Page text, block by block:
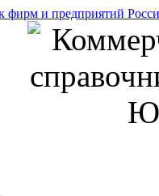
фирм и предприятий